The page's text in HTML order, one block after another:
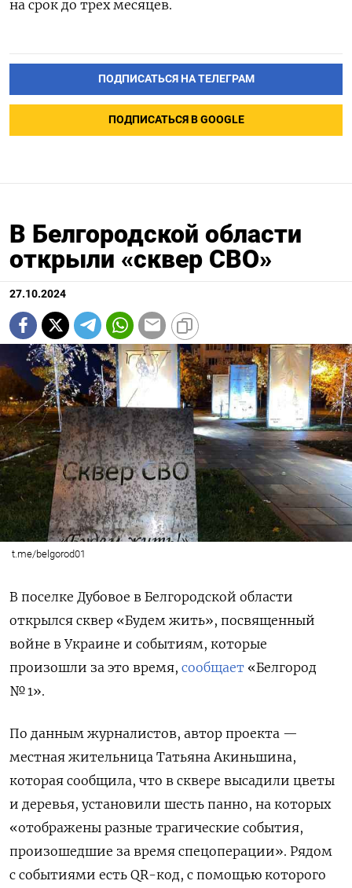
на срок до трех месяцев.
ПОДПИСАТЬСЯ НА ТЕЛЕГРАМ
ПОДПИСАТЬСЯ В GOOGLE
В Белгородской области
открыли «сквер СВО»
27.10.2024
t.me/belgorod01
В поселке Дубовое в Белгородской области
открылся сквер «Будем жить», посвященный
войне в Украине и событиям, которые
произошли за это время, сообщает «Белгород
№ 1».
По данным журналистов, автор проекта —
местная жительница Татьяна Акиньшина,
которая сообщила, что в сквере высадили цветы
и деревья, установили шесть панно, на которых
«отображены разные трагические события,
произошедшие за время спецоперации». Рядом
с событиями есть QR-код, с помощью которого